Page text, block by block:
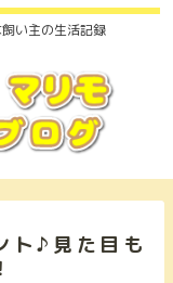
い主の生活記録
ト♪見た目も